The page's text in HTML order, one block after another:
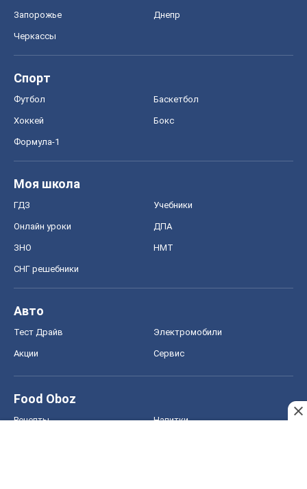
Запорожье Днепр
Черкассы
Спорт
Футбол Баскетбол
Хоккей Бокс
Формула-1
Моя школа
ГДЗ Учебники
Онлайн уроки ДПА
ЗНО НМТ
СНГ решебники
Авто
Тест Драйв Электромобили
Акции Сервис
Food Oboz
Рецепты Напитки